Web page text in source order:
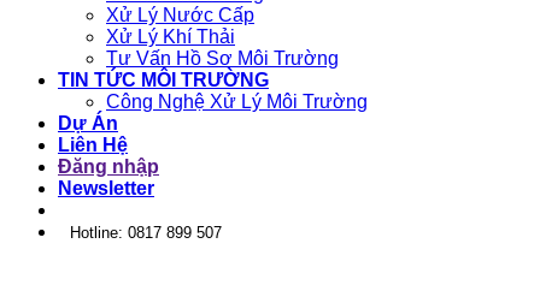
Xử Lý Nước Cấp
Xử Lý Khí Thải
Tư Vấn Hồ Sơ Môi Trường
TIN TỨC MÔI TRƯỜNG
Công Nghệ Xử Lý Môi Trường
Dự Án
Liên Hệ
Đăng nhập
Newsletter
Hotline: 0817 899 507